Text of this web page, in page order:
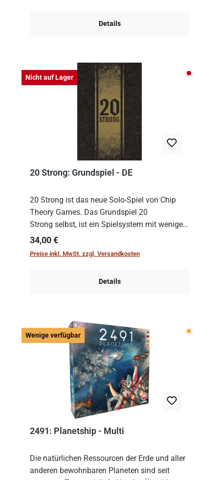
Details
Nicht auf Lager Nicht
20 Strong: Grundspiel - DE
20 Strong ist das neue Solo-Spiel von Chip
Theory Games. Das Grundspiel 20
Strong selbst, ist ein Spielsystem mit wenigen,
einfachen Regeln. Um es zu spielen, muss es
immer mit einem Themenset ergänzt werden.
Regulärer Preis:
34,00 €
Preise inkl. MwSt. zzgl. Versandkosten
Details
Wenige verfügbar Wenige
2491: Planetship - Multi
Die natürlichen Ressourcen der Erde und aller
anderen bewohnbaren Planeten sind seit